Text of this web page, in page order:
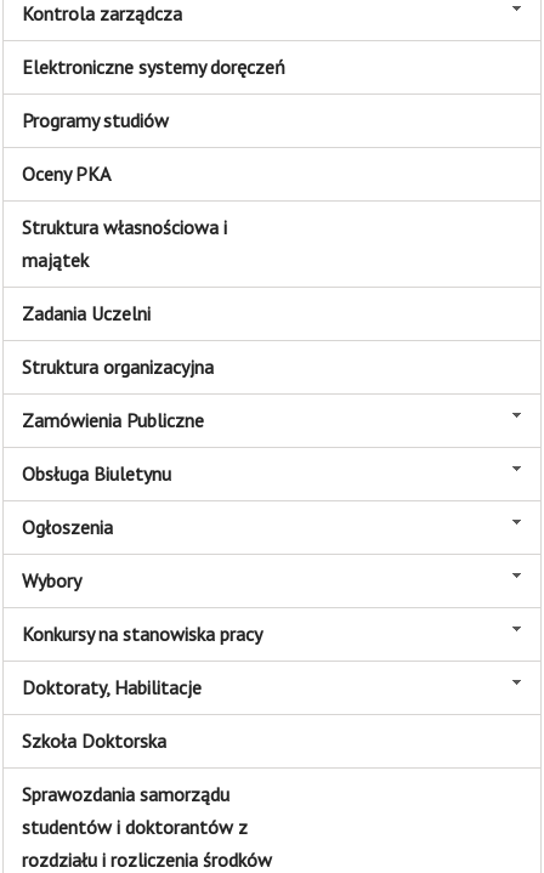
Kontrola zarządcza
Elektroniczne systemy doręczeń
Programy studiów
Oceny PKA
Struktura własnościowa i
majątek
Zadania Uczelni
Struktura organizacyjna
Zamówienia Publiczne
Obsługa Biuletynu
Ogłoszenia
Wybory
Konkursy na stanowiska pracy
Doktoraty, Habilitacje
Szkoła Doktorska
Sprawozdania samorządu
studentów i doktorantów z
rozdziału i rozliczenia środków